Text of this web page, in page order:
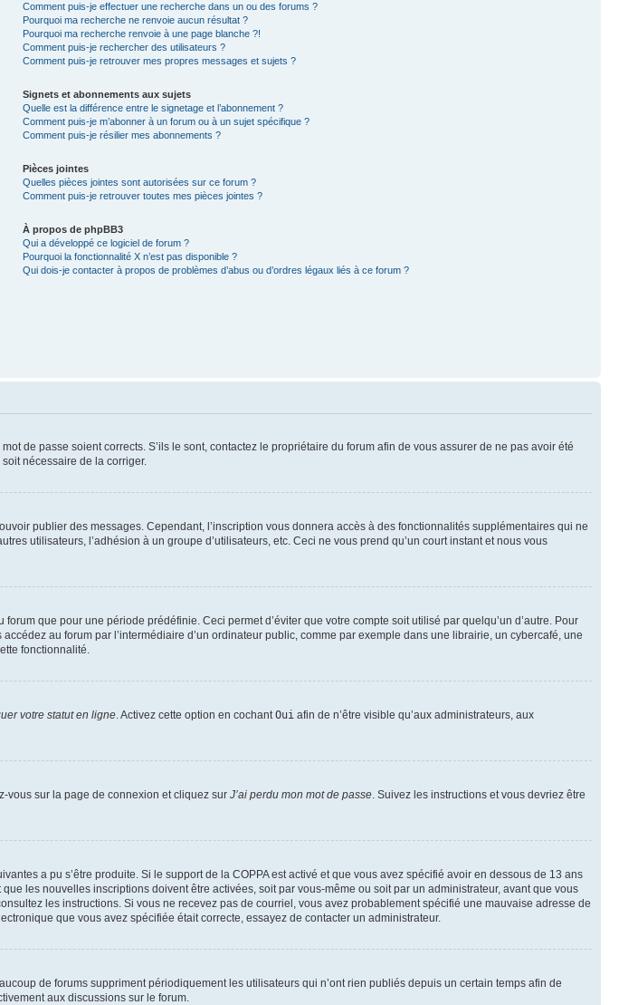
Comment puis-je effectuer une recherche dans un ou des forums ?
Pourquoi ma recherche ne renvoie aucun résultat ?
Pourquoi ma recherche renvoie à une page blanche ?!
Comment puis-je rechercher des utilisateurs ?
Comment puis-je retrouver mes propres messages et sujets ?
Signets et abonnements aux sujets
Quelle est la différence entre le signetage et l’abonnement ?
Comment puis-je m’abonner à un forum ou à un sujet spécifique ?
Comment puis-je résilier mes abonnements ?
Pièces jointes
Quelles pièces jointes sont autorisées sur ce forum ?
Comment puis-je retrouver toutes mes pièces jointes ?
À propos de phpBB3
Qui a développé ce logiciel de forum ?
Pourquoi la fonctionnalité X n’est pas disponible ?
Qui dois-je contacter à propos de problèmes d’abus ou d’ordres légaux liés à ce forum ?
de passe soient corrects. S’ils le sont, contactez le propriétaire du forum afin de vous assurer de ne pas avoir été
nécessaire de la corriger.
publier des messages. Cependant, l’inscription vous donnera accès à des fonctionnalités supplémentaires qui ne
utilisateurs, l’adhésion à un groupe d’utilisateurs, etc. Ceci ne vous prend qu’un court instant et nous vous
que pour une période prédéfinie. Ceci permet d’éviter que votre compte soit utilisé par quelqu’un d’autre. Pour
au forum par l’intermédiaire d’un ordinateur public, comme par exemple dans une librairie, un cybercafé, une
fonctionnalité.
votre statut en ligne. Activez cette option en cochantOui afin de n’être visible qu’aux administrateurs, aux
vous sur la page de connexion et cliquez sur J’ai perdu mon mot de passe. Suivez les instructions et vous devriez être
a pu s’être produite. Si le support de la COPPA est activé et que vous avez spécifié avoir en dessous de 13 ans
les nouvelles inscriptions doivent être activées, soit par vous-même ou soit par un administrateur, avant que vous
les instructions. Si vous ne recevez pas de courriel, vous avez probablement spécifié une mauvaise adresse de
que vous avez spécifiée était correcte, essayez de contacter un administrateur.
de forums suppriment périodiquement les utilisateurs qui n’ont rien publiés depuis un certain temps afin de
aux discussions sur le forum.